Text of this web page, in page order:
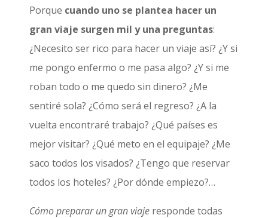
Porque cuando uno se plantea hacer un
gran viaje surgen mil y una preguntas:
¿Necesito ser rico para hacer un viaje así? ¿Y si
me pongo enfermo o me pasa algo? ¿Y si me
roban todo o me quedo sin dinero? ¿Me
sentiré sola? ¿Cómo será el regreso? ¿A la
vuelta encontraré trabajo? ¿Qué países es
mejor visitar? ¿Qué meto en el equipaje? ¿Me
saco todos los visados? ¿Tengo que reservar
todos los hoteles? ¿Por dónde empiezo?…
Cómo preparar un gran viajeresponde todas